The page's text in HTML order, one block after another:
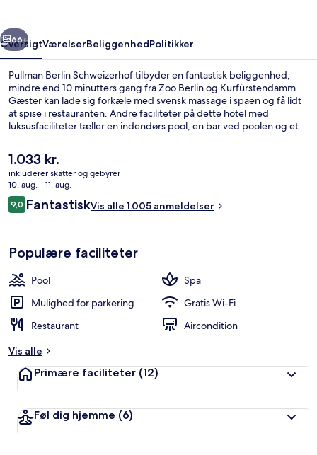
Næste
66+
OversigtVærelserBeliggenhedPolitikker
Pullman Berlin Schweizerhof tilbyder en fantastisk beliggenhed,
mindre end 10 minutters gang fra Zoo Berlin og Kurfürstendamm.
Gæster kan lade sig forkæle med svensk massage i spaen og få lidt
at spise i restauranten. Andre faciliteter på dette hotel med
luksusfaciliteter tæller en indendørs pool, en bar ved poolen og et
hjælpsomme personale og generelle forhold. Overnatningsstedet
ligger kun en kort gåtur fra offentlig transport: Wittenbergplatz U-
Bahn ligger 10 minutter væk og Zoologischer Garten U-Bahn ligger
10 minutter derfra.
Den
nuværende
pris
er
1.033 kr.
1.033 kr.
inkluderer skatter og gebyrer
10. aug. - 11. aug.
Anmeldelser
9,09,0 ud af 10.
FantastiskVis alle 1.005 anmeldelser
Populære faciliteter
Pool
Spa
Mulighed for parkering
Gratis Wi-Fi
Restaurant
Aircondition
Vis alle
Primære faciliteter (12)
Føl dig hjemme (6)